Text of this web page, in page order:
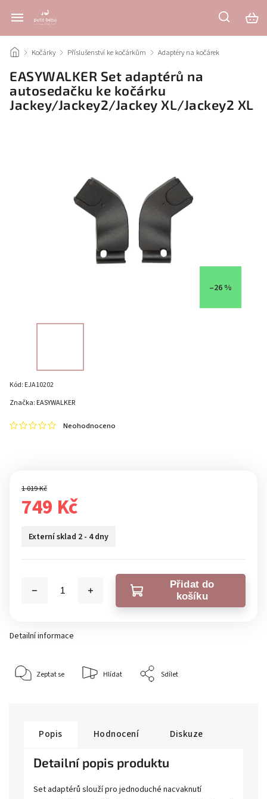
/ Kočárky / Příslušenství ke kočárkům / Adaptéry na kočárek
EASYWALKER Set adaptérů na
autosedačku ke kočárku
Jackey/Jackey2/Jackey XL/Jackey2 XL
–26 %
Kód: EJA10202
Neohodnoceno
Značka: EASYWALKER
1 019 Kč
749 Kč
Externí sklad 2 - 4 dny
Přidat do
košíku
Detailní informace
Zeptat se Hlídat Sdílet
Popis Hodnocení Diskuze
Detailní popis produktu
Set adaptérů slouží pro jednoduché nacvaknutí